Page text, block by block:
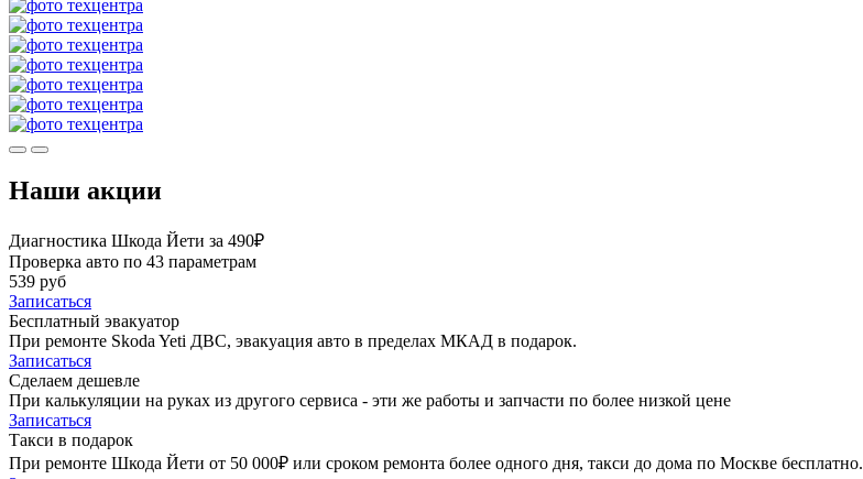
Наши акции
Диагностика Шкода Йети за 490₽
Проверка авто по 43 параметрам
539 руб
Записаться
Бесплатный эвакуатор
При ремонте Skoda Yeti ДВС, эвакуация авто в пределах МКАД в подарок.
Записаться
Сделаем дешевле
При калькуляции на руках из другого сервиса - эти же работы и запчасти по более низкой цене
Записаться
Такси в подарок
При ремонте Шкода Йети от 50 000₽ или сроком ремонта более одного дня, такси до дома по Москве бесплатно.